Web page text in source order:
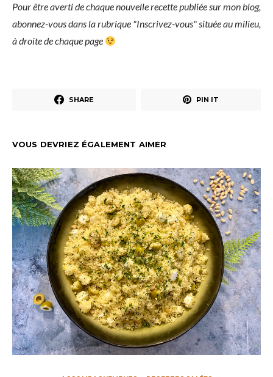
Pour être averti de chaque nouvelle recette publiée sur mon blog,
abonnez-vous dans la rubrique "Inscrivez-vous" située au milieu,
à droite de chaque page
SHARE PIN IT
VOUS DEVRIEZ ÉGALEMENT AIMER